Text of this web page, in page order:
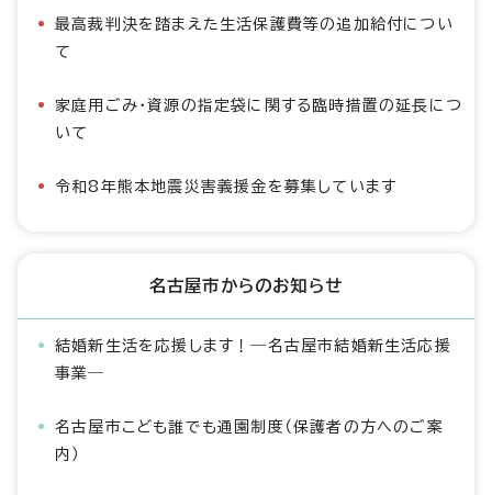
最高裁判決を踏まえた生活保護費等の追加給付につい
て
家庭用ごみ・資源の指定袋に関する臨時措置の延長につ
いて
令和8年熊本地震災害義援金を募集しています
名古屋市からのお知らせ
結婚新生活を応援します！―名古屋市結婚新生活応援
事業―
名古屋市こども誰でも通園制度（保護者の方へのご案
内）